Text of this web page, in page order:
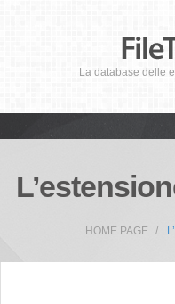
La database delle
HOME PAGE